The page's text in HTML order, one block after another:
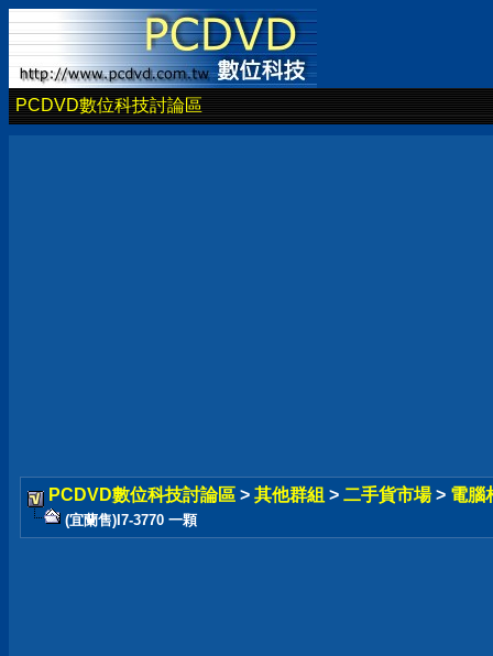
PCDVD數位科技討論區
PCDVD數位科技討論區 > 其他群組 > 二手貨市場 > 電腦
(宜蘭售)I7-3770 一顆